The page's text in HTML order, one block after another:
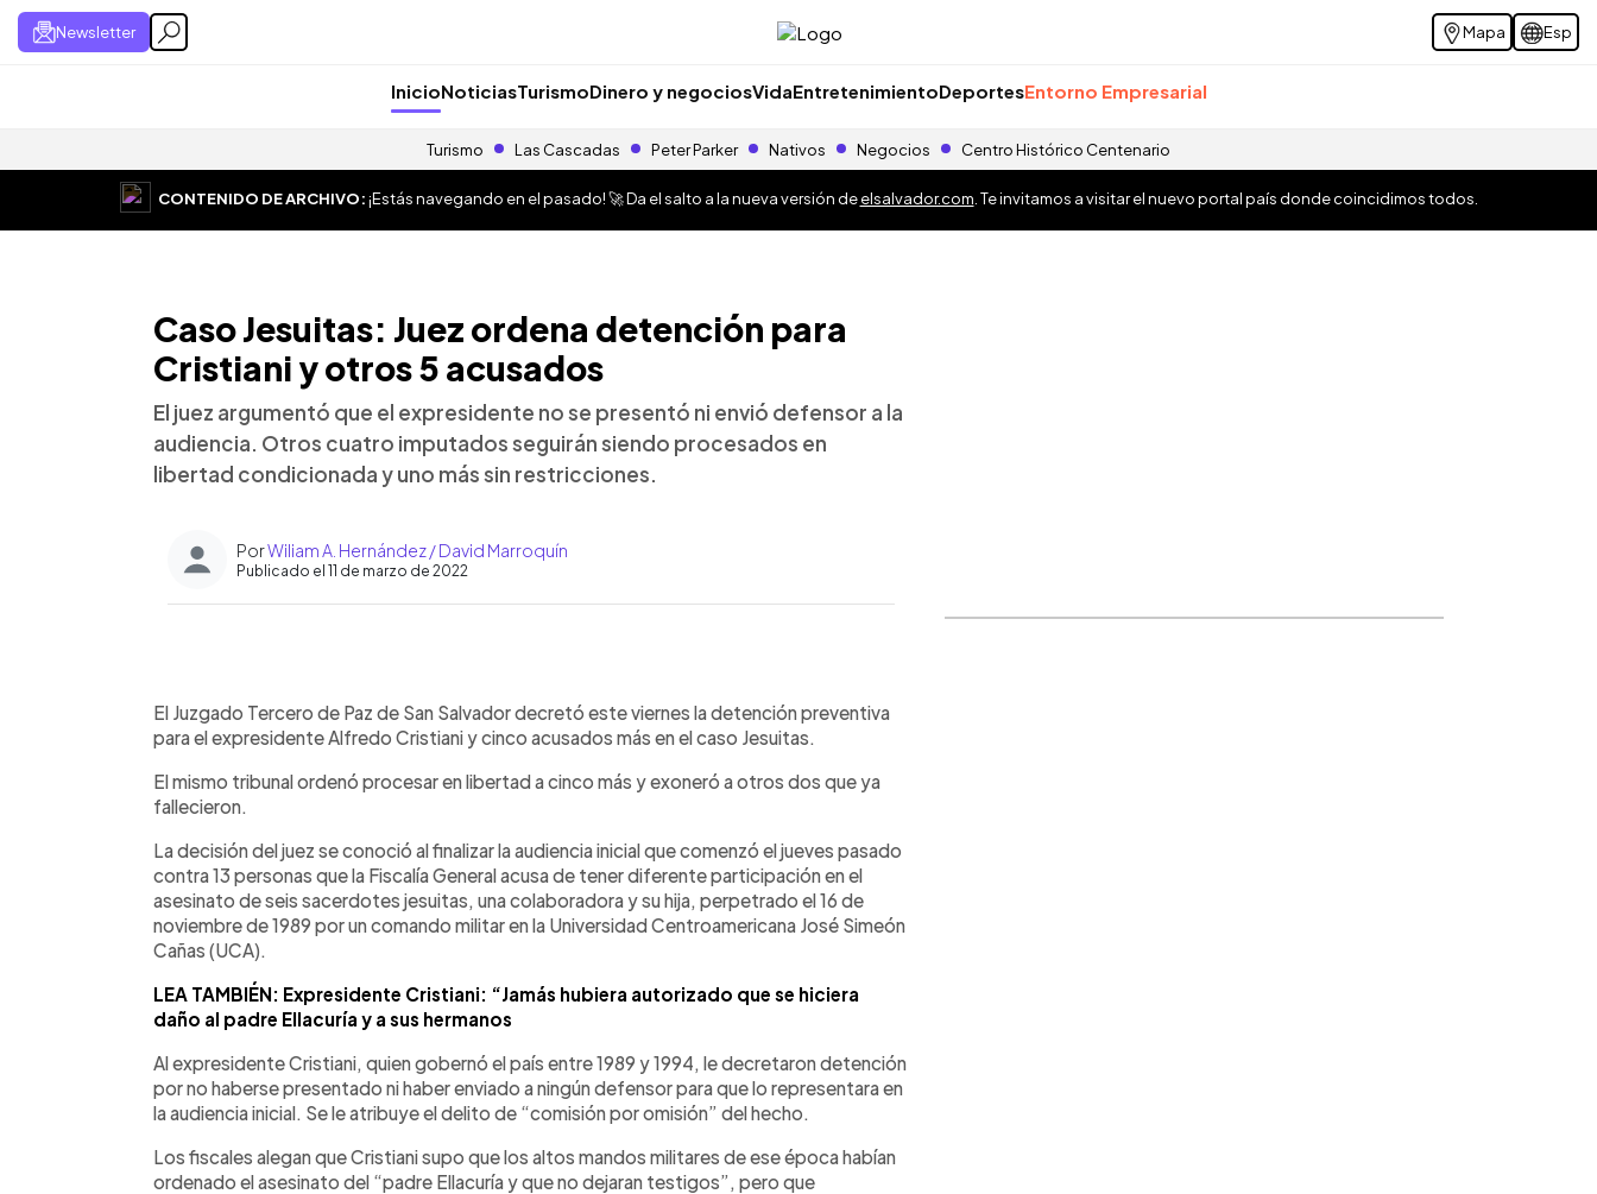
Newsletter Mapa Esp
InicioNoticiasTurismoDinero y negociosVidaEntretenimientoDeportesEntorno Empresarial
Turismo Las Cascadas Peter Parker Nativos Negocios Centro Histórico Centenario
CONTENIDO DE ARCHIVO:¡Estás navegando en el pasado! 🚀 Da el salto a la nueva versión deelsalvador.com . Te invitamos a visitar el nuevo portal país donde coincidimos todos.
Caso Jesuitas: Juez ordena detención para
Cristiani y otros 5 acusados
El juez argumentó que el expresidente no se presentó ni envió defensor a la
audiencia. Otros cuatro imputados seguirán siendo procesados en
libertad condicionada y uno más sin restricciones.
PorWiliam A. Hernández / David Marroquín
Publicado el 11 de marzo de 2022
► Escuchar artículo
El Juzgado Tercero de Paz de San Salvador decretó este viernes la detención preventiva
para el expresidente Alfredo Cristiani y cinco acusados más en el caso Jesuitas.
El mismo tribunal ordenó procesar en libertad a cinco más y exoneró a otros dos que ya
fallecieron.
La decisión del juez se conoció al finalizar la audiencia inicial que comenzó el jueves pasado
contra 13 personas que la Fiscalía General acusa de tener diferente participación en el
asesinato de seis sacerdotes jesuitas, una colaboradora y su hija, perpetrado el 16 de
noviembre de 1989 por un comando militar en la Universidad Centroamericana José Simeón
Cañas (UCA).
LEA TAMBIÉN: Expresidente Cristiani: “Jamás hubiera autorizado que se hiciera
daño al padre Ellacuría y a sus hermanos
Al expresidente Cristiani, quien gobernó el país entre 1989 y 1994, le decretaron detención
por no haberse presentado ni haber enviado a ningún defensor para que lo representara en
la audiencia inicial. Se le atribuye el delito de “comisión por omisión” del hecho.
Los fiscales alegan que Cristiani supo que los altos mandos militares de ese época habían
ordenado el asesinato del “padre Ellacuría y que no dejaran testigos”, pero que